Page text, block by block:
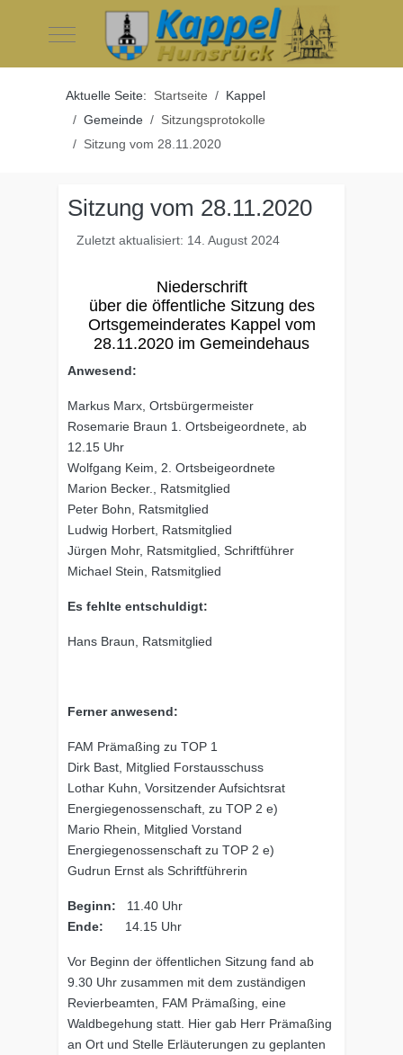
Mobile Menu Toggle
Aktuelle Seite: Startseite
Kappel
Gemeinde
Sitzungsprotokolle
Sitzung vom 28.11.2020
Sitzung vom 28.11.2020
Zuletzt aktualisiert: 14. August 2024
Niederschrift
über die öffentliche Sitzung des
Ortsgemeinderates Kappel vom
28.11.2020 im Gemeindehaus
Anwesend:
Markus Marx, Ortsbürgermeister
Rosemarie Braun 1. Ortsbeigeordnete, ab
12.15 Uhr
Wolfgang Keim, 2. Ortsbeigeordnete
Marion Becker., Ratsmitglied
Peter Bohn, Ratsmitglied
Ludwig Horbert, Ratsmitglied
Jürgen Mohr, Ratsmitglied, Schriftführer
Michael Stein, Ratsmitglied
Es fehlte entschuldigt:
Hans Braun, Ratsmitglied
Ferner anwesend:
FAM Prämaßing zu TOP 1
Dirk Bast, Mitglied Forstausschuss
Lothar Kuhn, Vorsitzender Aufsichtsrat
Energiegenossenschaft, zu TOP 2 e)
Mario Rhein, Mitglied Vorstand
Energiegenossenschaft zu TOP 2 e)
Gudrun Ernst als Schriftführerin
Beginn: 11.40 Uhr
Ende: 14.15 Uhr
Vor Beginn der öffentlichen Sitzung fand ab
9.30 Uhr zusammen mit dem zuständigen
Revierbeamten, FAM Prämaßing, eine
Waldbegehung statt. Hier gab Herr Prämaßing
an Ort und Stelle Erläuterungen zu geplanten